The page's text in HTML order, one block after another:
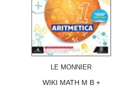
LE MONNIER
WIKI MATH M B +